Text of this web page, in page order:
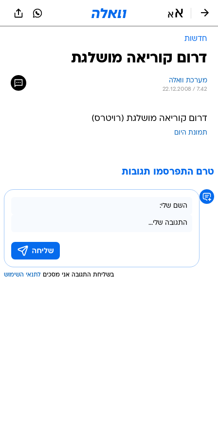
חדשות
דרום קוריאה מושלגת
מערכת וואלה
22.12.2008 / 7:42
דרום קוריאה מושלגת (רויטרס)
תמונת היום
טרם התפרסמו תגובות
בשליחת התגובה אני מסכים לתנאי השימוש